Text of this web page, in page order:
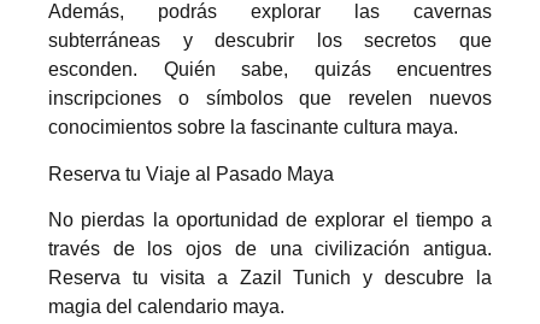
PREMIO NACIONAL
Además, podrás explorar las cavernas
subterráneas y descubrir los secretos que
esconden. Quién sabe, quizás encuentres
inscripciones o símbolos que revelen nuevos
conocimientos sobre la fascinante cultura maya.
Reserva tu Viaje al Pasado Maya
No pierdas la oportunidad de explorar el tiempo a
través de los ojos de una civilización antigua.
Reserva tu visita a Zazil Tunich y descubre la
magia del calendario maya.